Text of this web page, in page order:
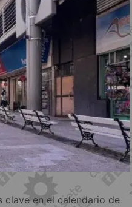
clave en el calendario de